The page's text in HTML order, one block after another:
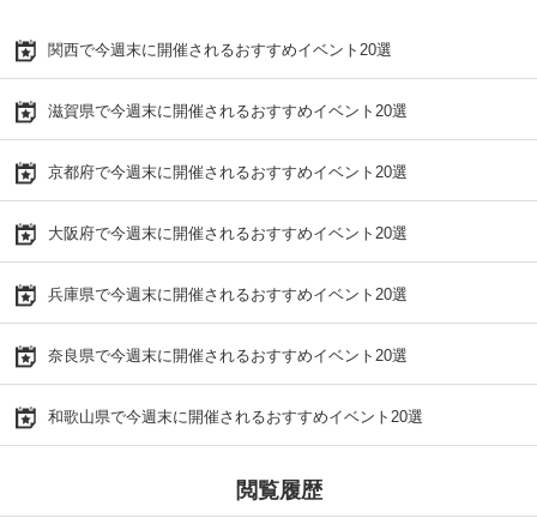
関西で今週末に開催されるおすすめイベント20選
滋賀県で今週末に開催されるおすすめイベント20選
京都府で今週末に開催されるおすすめイベント20選
大阪府で今週末に開催されるおすすめイベント20選
兵庫県で今週末に開催されるおすすめイベント20選
奈良県で今週末に開催されるおすすめイベント20選
和歌山県で今週末に開催されるおすすめイベント20選
閲覧履歴